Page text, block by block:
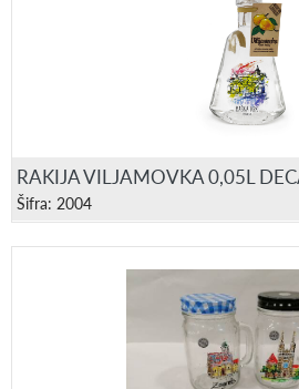
RAKIJA VILJAMOVKA 0,05L
Šifra: 2004